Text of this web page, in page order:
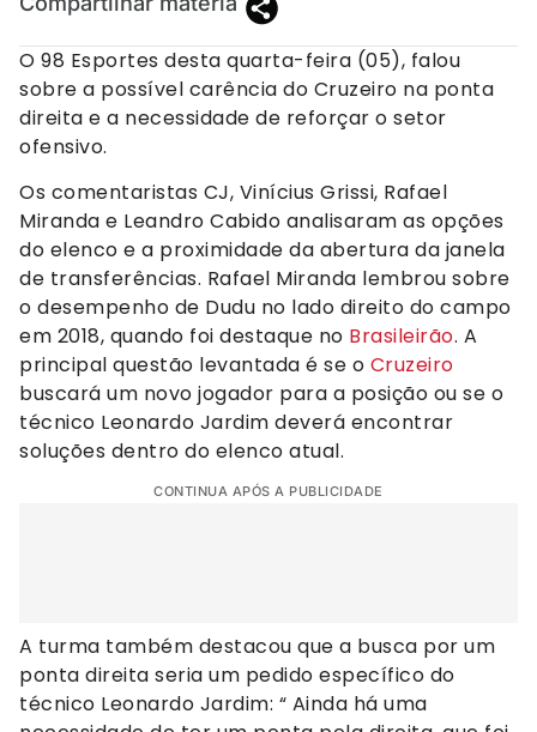
O 98 Esportes desta quarta-feira (05), falou
sobre a possível carência do Cruzeiro na ponta
direita e a necessidade de reforçar o setor
ofensivo.
Os comentaristas CJ, Vinícius Grissi, Rafael
Miranda e Leandro Cabido analisaram as opções
do elenco e a proximidade da abertura da janela
de transferências. Rafael Miranda lembrou sobre
o desempenho de Dudu no lado direito do campo
em 2018, quando foi destaque no Brasileirão. A
principal questão levantada é se o Cruzeiro
buscará um novo jogador para a posição ou se o
técnico Leonardo Jardim deverá encontrar
soluções dentro do elenco atual.
CONTINUA APÓS A PUBLICIDADE
A turma também destacou que a busca por um
ponta direita seria um pedido específico do
técnico Leonardo Jardim: “ Ainda há uma